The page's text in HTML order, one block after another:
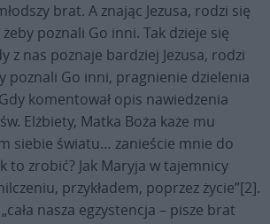
brat. A znając Jezusa, rodzi się
poznali Go inni. Tak dzieje się
z nas poznaje bardziej Jezusa, rodzi
poznali Go inni, pragnienie dzielenia
komentował opis nawiedzenia
Elżbiety, Matka Boża każe mu
siebie światu… zanieście mnie do
to zrobić? Jak Maryja w tajemnicy
przykładem, poprzez życie”[2].
nasza egzystencja – pisze brat